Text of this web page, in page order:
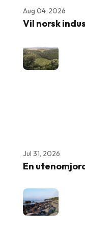
Aug 04, 2026
Vil norsk
Jul 31, 2026
En